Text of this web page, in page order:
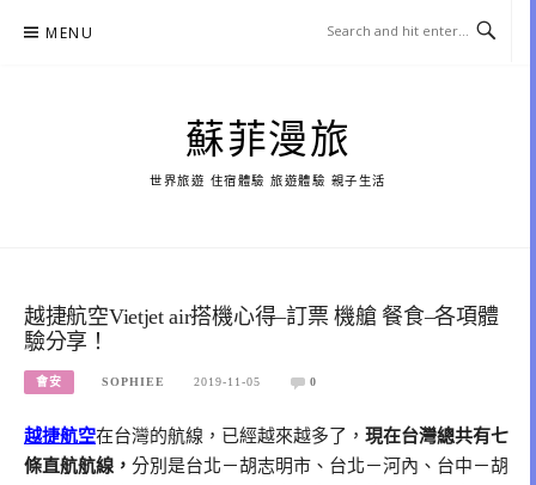
MENU
蘇菲漫旅
世界旅遊 住宿體驗 旅遊體驗 親子生活
越捷航空Vietjet air搭機心得–訂票 機艙 餐食–各項體
驗分享！
會安 SOPHIEE 2019-11-05 0
越捷航空在台灣的航線，已經越來越多了， 現在台灣總共有七
條直航航線， 分別是台北－胡志明市、台北－河內、台中－胡